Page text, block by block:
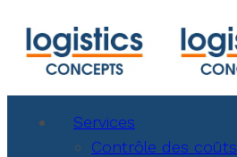
Services
Contrôle des coûts